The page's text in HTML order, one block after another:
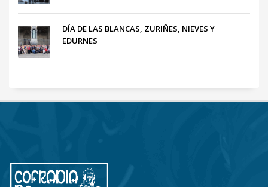
DÍA DE LAS BLANCAS, ZURIÑES, NIEVES Y
EDURNES